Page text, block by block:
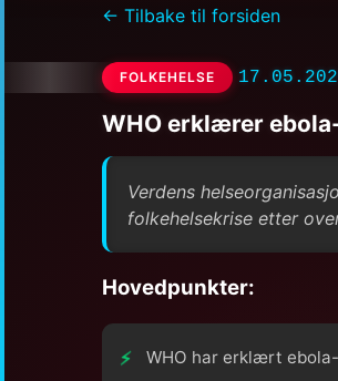
← Tilbake til forsiden
FOLKEHELSE
WHO erklærer
Verdens
folkehelsekrise etter
Hovedpunkter:
WHO har erklært